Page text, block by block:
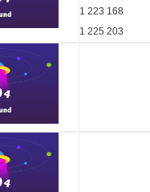
1 223 168
1 225 203